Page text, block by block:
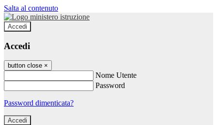
Salta al contenuto
Accedi
Accedi
button close ×
Nome Utente
Password
Password dimenticata?